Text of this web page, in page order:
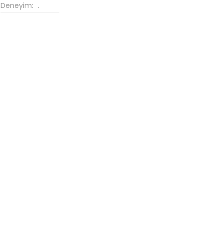
Deneyim: .